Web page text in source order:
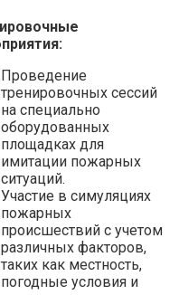
Проведение
тренировочных сессий
на специально
оборудованных
площадках для
имитации пожарных
ситуаций.
Участие в симуляциях
пожарных
происшествий с учетом
различных факторов,
таких как местность,
погодные условия и